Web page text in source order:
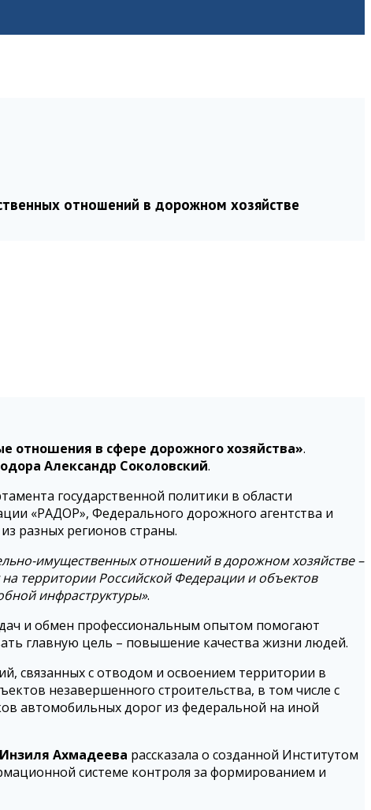
отношений в дорожном хозяйстве
отношения в сфере дорожного хозяйства».
Александр Соколовский.
государственной политики в области
«РАДОР», Федерального дорожного агентства и
разных регионов страны.
имущественных отношений в дорожном хозяйстве –
территории Российской Федерации и объектов
инфраструктуры».
и обмен профессиональным опытом помогают
главную цель – повышение качества жизни людей.
связанных с отводом и освоением территории в
незавершенного строительства, в том числе с
автомобильных дорог из федеральной на иной
Инзиля Ахмадеева рассказала о созданной Институтом
системе контроля за формированием и